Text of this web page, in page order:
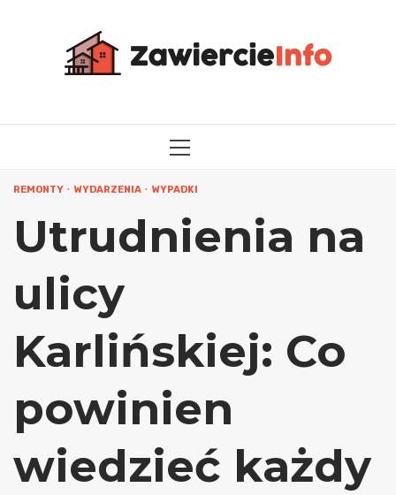
MENU
REMONTY WYDARZENIA WYPADKI
Utrudnienia na
ulicy
Karlińskiej: Co
powinien
wiedzieć każdy